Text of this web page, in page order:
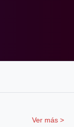
Ver más >